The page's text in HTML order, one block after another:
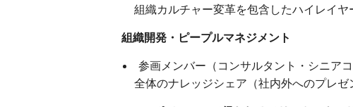
組織カルチャー変革を包含したハイレイ
組織開発・ピープルマネジメント
参画メンバー（コンサルタント・シニア
全体のナレッジシェア（社内外へのプレゼ